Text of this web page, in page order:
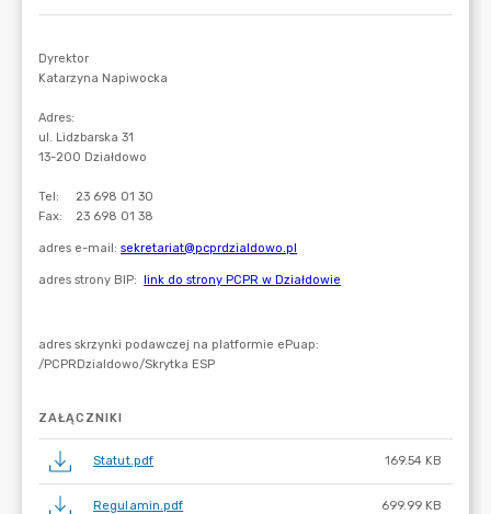
ZAŁĄCZNIKI
Statut.pdf 169.54 KB
Regulamin.pdf 699.99 KB